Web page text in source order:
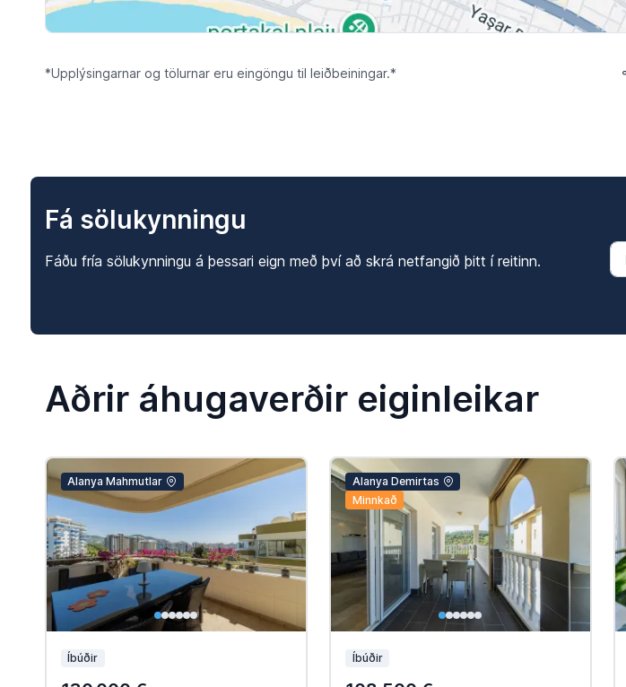
*Upplýsingarnar og tölurnar eru eingöngu til leiðbeiningar.*
Fá sölukynningu
Fáðu fría sölukynningu á þessari eign með því að skrá netfangið þitt í reitinn.
Aðrir áhugaverðir eiginleikar
Alanya Mahmutlar
Íbúðir
Alanya Demirtas
Minnkað
Íbúðir